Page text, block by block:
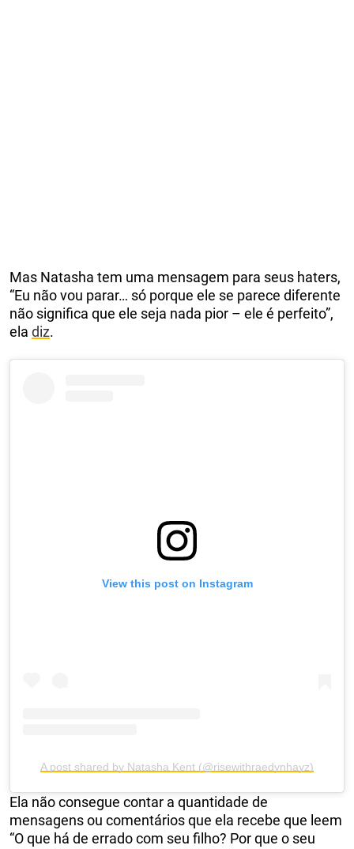
Mas Natasha tem uma mensagem para seus haters,
“Eu não vou parar… só porque ele se parece diferente
não significa que ele seja nada pior – ele é perfeito”,
ela diz.
View this post on Instagram
A post shared by Natasha Kent (@risewithraedynhayz)
Ela não consegue contar a quantidade de
mensagens ou comentários que ela recebe que leem
“O que há de errado com seu filho? Por que o seu